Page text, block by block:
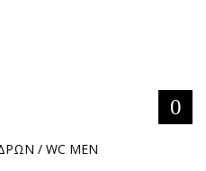
/ WC MEN